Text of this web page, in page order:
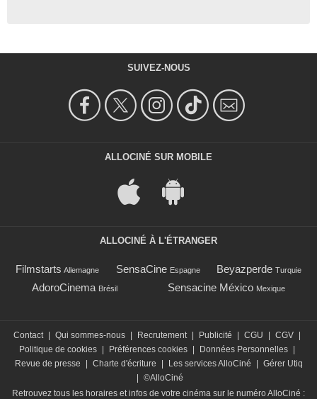
SUIVEZ-NOUS
ALLOCINÉ SUR MOBILE
ALLOCINÉ À L'ÉTRANGER
Filmstarts Allemagne SensaCine Espagne Beyazperde Turquie
AdoroCinema Brésil Sensacine México Mexique
Contact Qui sommes-nous Recrutement Publicité CGU CGV
Politique de cookies
Préférences cookies Données Personnelles
Revue de presse
Charte d'écriture Les services AlloCiné
Gérer Utiq
©AlloCiné
Retrouvez tous les horaires et infos de votre cinéma sur le numéro AlloCiné :